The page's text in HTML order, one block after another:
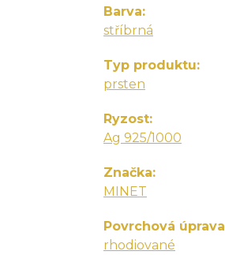
Barva
stříbrná
Typ produktu
prsten
Ryzost
Ag 925/1000
Značka
MINET
Povrchová úprava
rhodiované